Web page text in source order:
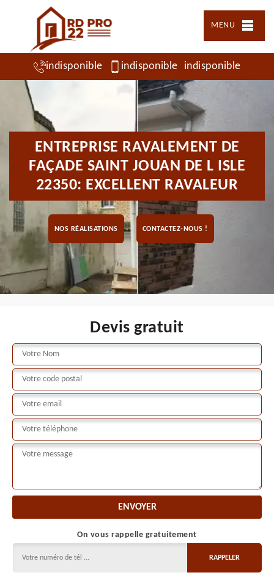
MENU
indisponible indisponible indisponible
ENTREPRISE RAVALEMENT DE
FAÇADE SAINT JOUAN DE L ISLE
22350: EXCELLENT RAVALEUR
NOS RÉALISATIONS CONTACTEZ-NOUS !
Devis gratuit
On vous rappelle gratuitement